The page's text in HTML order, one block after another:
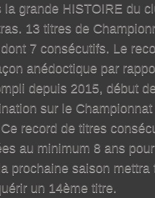
la grande HISTOIRE du
13 titres de
7 consécutifs. Le
anédoctique par
depuis 2015, début
sur le
record de titres
au minimum 8 ans
prochaine saison mettra
un 14ème titre.